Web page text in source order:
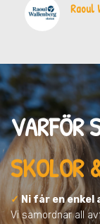
Raoul
VARFÖR
SKOLOR
✓ Ni får en
Vi samordnar all